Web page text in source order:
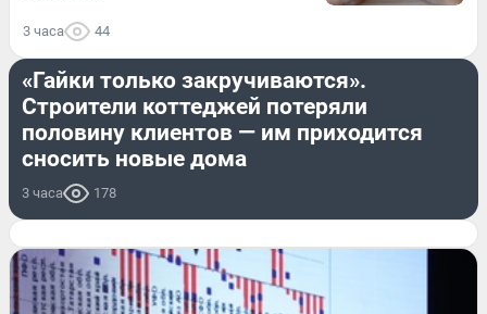
3 часа 44
НЕДВИЖИМОСТЬ
«Гайки только закручиваются».
Строители коттеджей потеряли
половину клиентов — им приходится
сносить новые дома
3 часа 178